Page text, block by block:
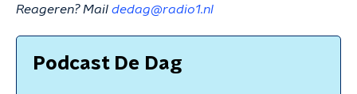
Reageren? Mail dedag@radio1.nl
Podcast De Dag